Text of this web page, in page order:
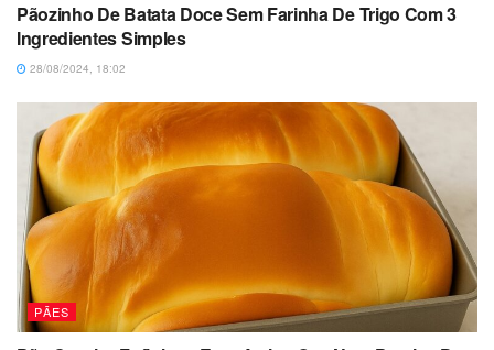
Pãozinho De Batata Doce Sem Farinha De Trigo Com 3
Ingredientes Simples
28/08/2024, 18:02
PÃES